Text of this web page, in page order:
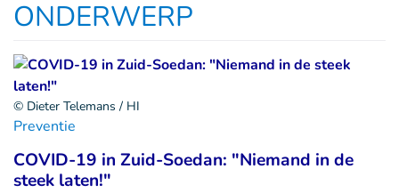
ONDERWERP
© Dieter Telemans / HI
Preventie
COVID-19 in Zuid-Soedan: "Niemand in de
steek laten!"